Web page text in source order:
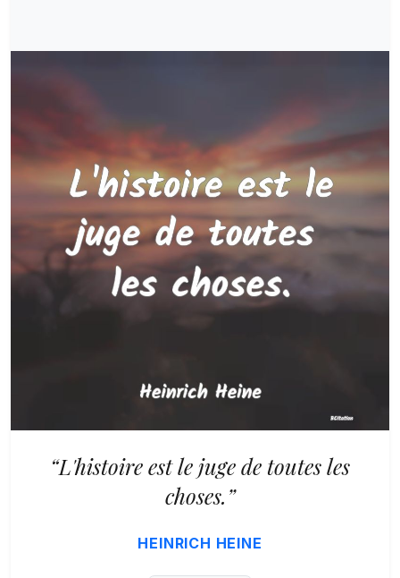
“L'histoire est le juge de toutes les
choses.”
HEINRICH HEINE